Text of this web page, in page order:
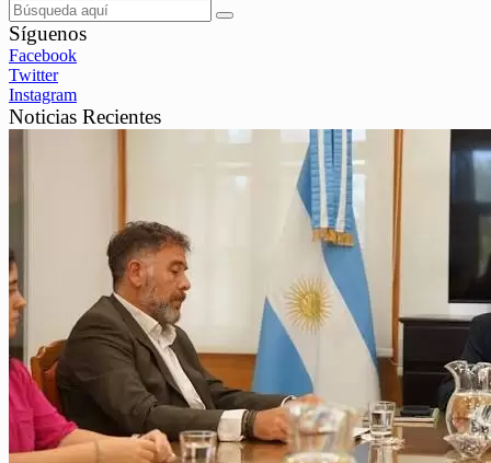
Síguenos
Facebook
Twitter
Instagram
Noticias Recientes